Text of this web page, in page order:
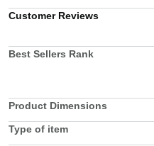
Customer Reviews
Best Sellers Rank
Product Dimensions
Type of item